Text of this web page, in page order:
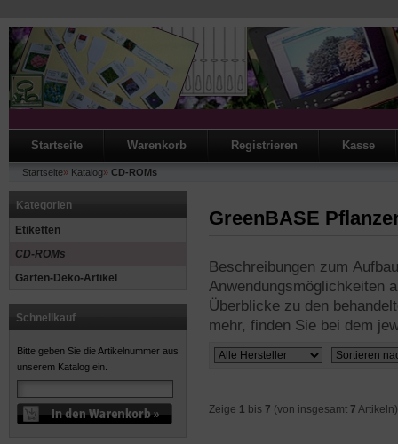
Startseite Warenkorb Registrieren Kasse
Startseite» Katalog» CD-ROMs
Kategorien
Etiketten
CD-ROMs
Garten-Deko-Artikel
Schnellkauf
Bitte geben Sie die Artikelnummer aus
unserem Katalog ein.
GreenBASE
Beschreibungen zum
Anwendungsmöglichkeiten
Überblicke zu den
mehr, finden Sie bei dem
Zeige 1 bis 7 (von insgesamt 7 Artikeln)